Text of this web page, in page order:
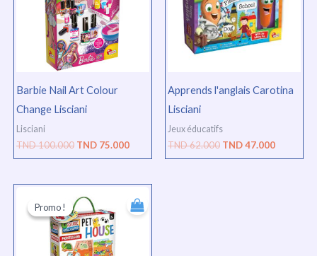
Barbie Nail Art Colour
Change Lisciani
Lisciani
TND100.000
100.000.
TND 75.000
Apprends l'anglais Carotina
Lisciani
Jeux éducatifs
TND62.000
62.000.
TND47.000
47.000.
Promo !
Promo !
prix
initial
était :
TND
66.000.
prix
actuel